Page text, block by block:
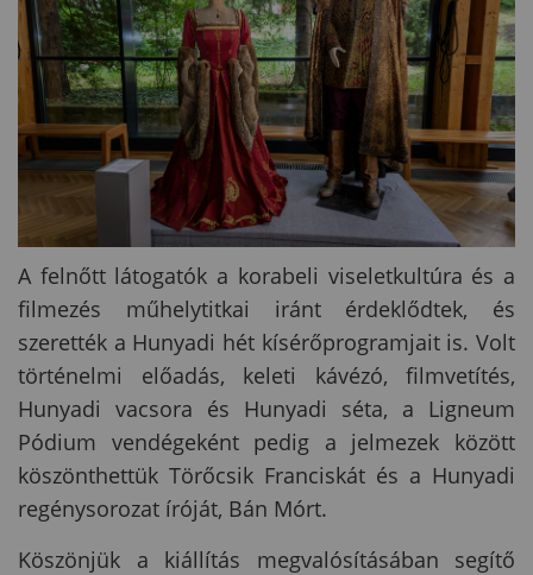
A felnőtt látogatók a korabeli viseletkultúra és a
filmezés műhelytitkai iránt érdeklődtek, és
szerették a Hunyadi hét kísérőprogramjait is. Volt
történelmi előadás, keleti kávézó, filmvetítés,
Hunyadi vacsora és Hunyadi séta, a Ligneum
Pódium vendégeként pedig a jelmezek között
köszönthettük Törőcsik Franciskát és a Hunyadi
regénysorozat íróját, Bán Mórt.
Köszönjük a kiállítás megvalósításában segítő